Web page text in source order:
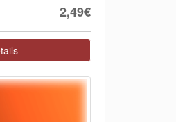
2,49€